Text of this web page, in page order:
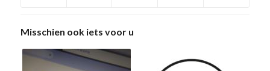
Misschien ook iets voor u